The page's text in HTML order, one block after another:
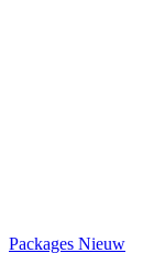
Packages Nieuw